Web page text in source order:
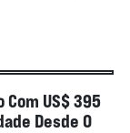
US$ 395
Desde O